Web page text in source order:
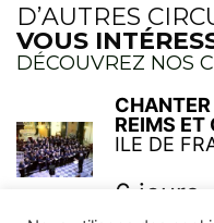
D’AUTRES
VOUS
DÉCOUVREZ NOS
CHANTER
REIMS ET
ILE DE
6 jours